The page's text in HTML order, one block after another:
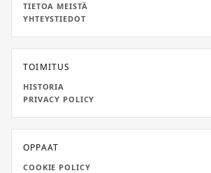
TIETOA MEISTÄ
YHTEYSTIEDOT
TOIMITUS
HISTORIA
PRIVACY POLICY
OPPAAT
COOKIE POLICY